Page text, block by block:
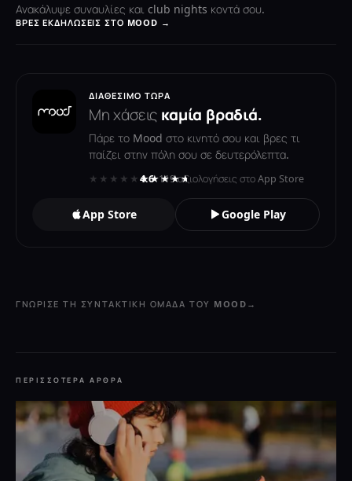
Ανακάλυψε συναυλίες και club nights κοντά σου.
ΒΡΕΣ ΕΚΔΗΛΏΣΕΙΣ ΣΤΟ MOOD →
ΔΙΑΘΈΣΙΜΟ ΤΏΡΑ
Μη χάσεις καμία βραδιά.
Πάρε το Mood στο κινητό σου και βρες τι
παίζει στην πόλη σου σε δευτερόλεπτα.
★★★★★★★★★★
4.6· 119 αξιολογήσεις στο App Store
App Store Google Play
ΓΝΏΡΙΣΕ ΤΗ ΣΥΝΤΑΚΤΙΚΉ ΟΜΆΔΑ ΤΟΥ MOOD →
ΠΕΡΙΣΣΌΤΕΡΑ ΆΡΘΡΑ